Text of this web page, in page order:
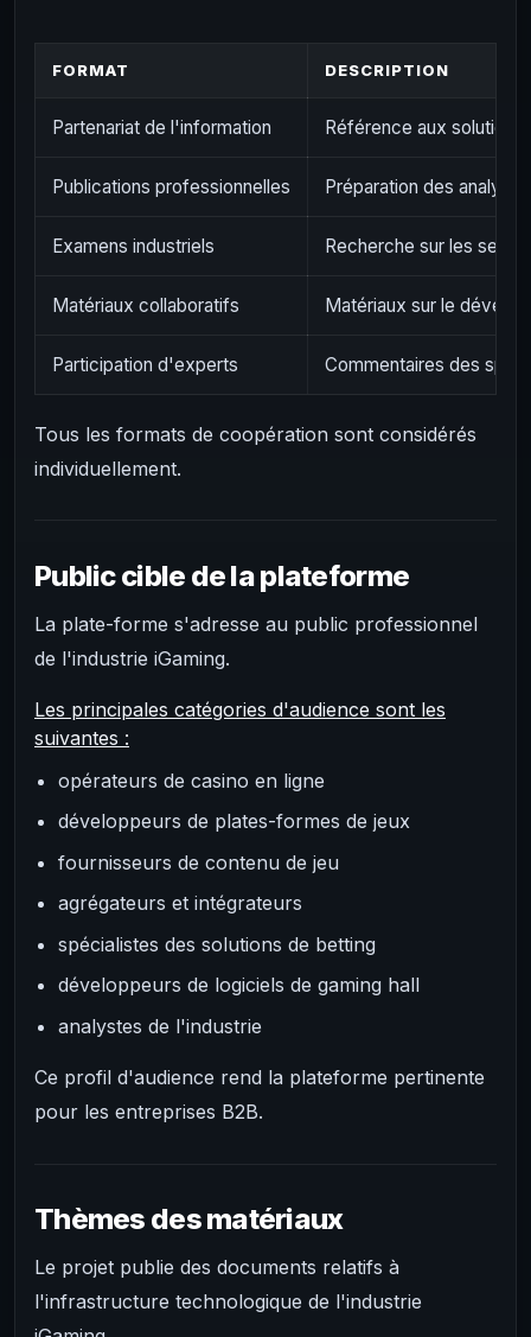
FORMAT DESCRIPTION
Partenariat de l'information Référence aux
Publications professionnelles Préparation des analyses
Examens industriels Recherche sur les
Matériaux collaboratifs Matériaux sur le
Participation d'experts Commentaires des
Tous les formats de coopération sont considérés
individuellement.
Public cible de la plateforme
La plate-forme s'adresse au public professionnel
de l'industrie iGaming.
Les principales catégories d'audience sont les
suivantes :
opérateurs de casino en ligne
développeurs de plates-formes de jeux
fournisseurs de contenu de jeu
agrégateurs et intégrateurs
spécialistes des solutions de betting
développeurs de logiciels de gaming hall
analystes de l'industrie
Ce profil d'audience rend la plateforme pertinente
pour les entreprises B2B.
Thèmes des matériaux
Le projet publie des documents relatifs à
l'infrastructure technologique de l'industrie